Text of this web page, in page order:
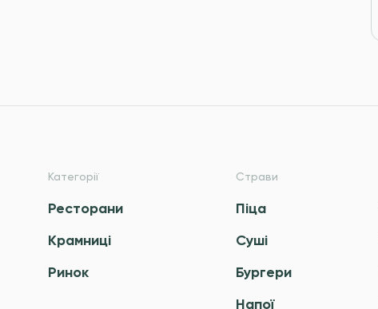
Категорії
Ресторани
Крамниці
Ринок
Страви
Піца
Суші
Бургери
Напої